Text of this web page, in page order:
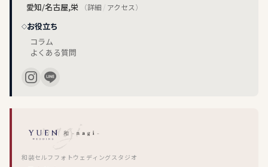
愛知/名古屋,栄 （詳細 / アクセス）
お役立ち
コラム
よくある質問
和装セルフフォトウェディングスタジオ